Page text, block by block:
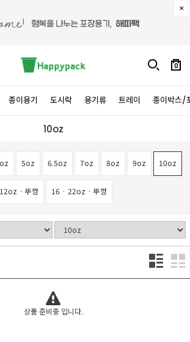
0
종이용기 도시락 용기류 트레이 종이박스/
10oz
5oz 6.5oz 7oz 8oz 9oz 10oz
12oz · 뚜껑 16 · 22oz · 뚜껑
상품 준비중 입니다.